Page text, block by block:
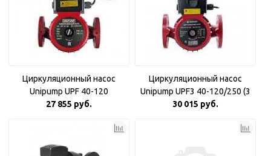
Циркуляционный насос
Unipump UPF 40-120
27 855 руб.
Циркуляционный насос
Unipump UPF3 40-120/250 (3
фазн)
30 015 руб.